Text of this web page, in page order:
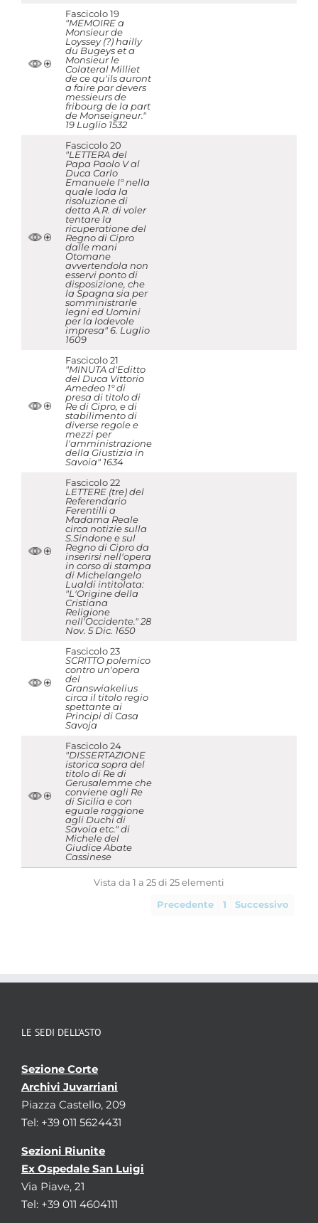
Fascicolo 19
"MEMOIRE a
Monsieur de
Loyssey (?) hailly
du Bugeys et a
Monsieur le
Colateral Milliet
de ce qu'ils auront
a faire par devers
messieurs de
fribourg de la part
de Monseigneur."
19 Luglio 1532
Fascicolo 20
"LETTERA del
Papa Paolo V al
Duca Carlo
Emanuele I° nella
quale loda la
risoluzione di
detta A.R. di voler
tentare la
ricuperatione del
Regno di Cipro
dalle mani
Otomane
avvertendola non
esservi ponto di
disposizione, che
la Spagna sia per
somministrarle
legni ed Uomini
per la lodevole
impresa" 6. Luglio
1609
Fascicolo 21
"MINUTA d'Editto
del Duca Vittorio
Amedeo 1° di
presa di titolo di
Re di Cipro, e di
stabilimento di
diverse regole e
mezzi per
l'amministrazione
della Giustizia in
Savoia" 1634
Fascicolo 22
LETTERE (tre) del
Referendario
Ferentilli a
Madama Reale
circa notizie sulla
S.Sindone e sul
Regno di Cipro da
inserirsi nell'opera
in corso di stampa
di Michelangelo
Lualdi intitolata:
"L'Origine della
Cristiana
Religione
nell'Occidente." 28
Nov. 5 Dic. 1650
Fascicolo 23
SCRITTO polemico
contro un'opera
del
Granswiakelius
circa il titolo regio
spettante ai
Principi di Casa
Savoja
Fascicolo 24
"DISSERTAZIONE
istorica sopra del
titolo di Re di
Gerusalemme che
conviene agli Re
di Sicilia e con
eguale raggione
agli Duchi di
Savoia etc." di
Michele del
Giudice Abate
Cassinese
Vista da 1 a 25 di 25 elementi
Precedente 1 Successivo
LE SEDI DELL’ASTO
Sezione Corte
Archivi Juvarriani
Piazza Castello, 209
Tel: +39 011 5624431
Sezioni Riunite
Ex Ospedale San Luigi
Via Piave, 21
Tel: +39 011 4604111